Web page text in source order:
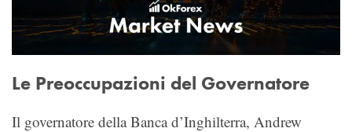
Le Preoccupazioni del Governatore
Il governatore della Banca d’Inghilterra, Andrew